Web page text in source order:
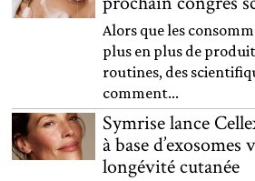
Alors que les
plus en plus de
routines, des
comment...
Symrise lance
à base
longévité cutanée